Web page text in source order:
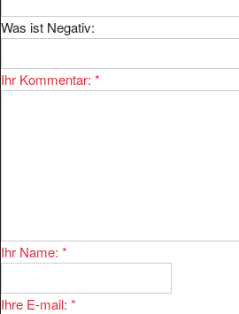
Was ist Negativ:
Ihr Kommentar: *
Ihr Name: *
Ihre E-mail: *